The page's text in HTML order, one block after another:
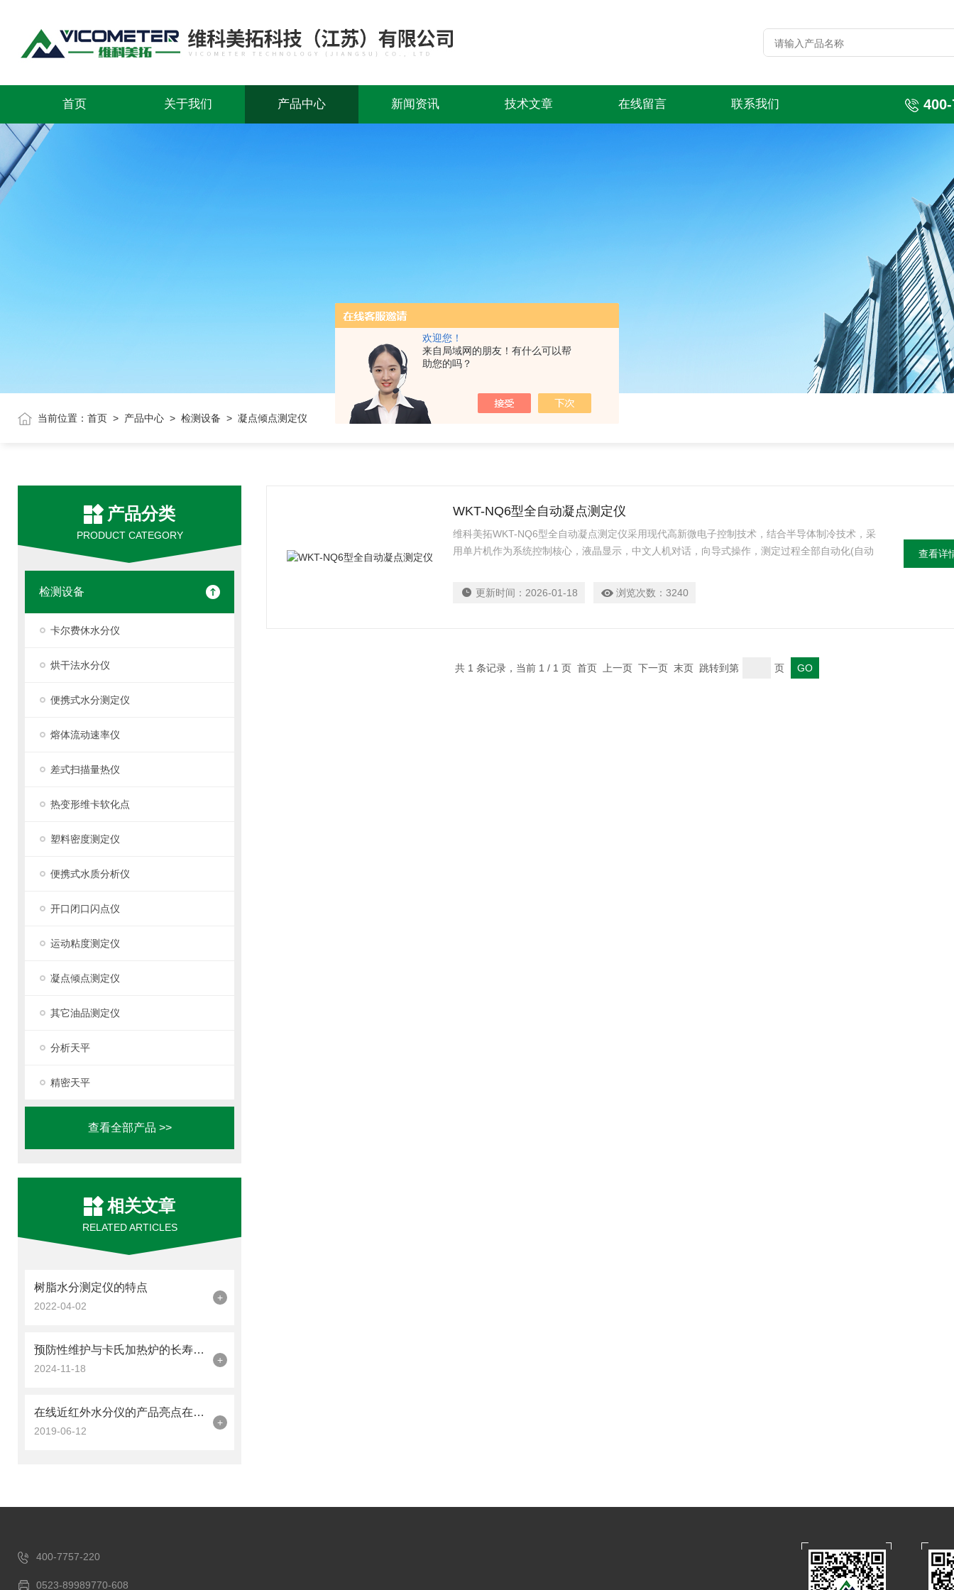
欢迎您！
来自局域网的朋友！有什么可以帮
助您的吗？
首页 关于我们 产品中心 新闻资讯 技术文章 在线留言 联系我们
当前位置： 首页 > 产品中心 > 检测设备 > 凝点倾点测定仪
产品分类
PRODUCT CATEGORY
检测设备
卡尔费休水分仪
烘干法水分仪
便携式水分测定仪
熔体流动速率仪
差式扫描量热仪
热变形维卡软化点
塑料密度测定仪
便携式水质分析仪
开口闭口闪点仪
运动粘度测定仪
凝点倾点测定仪
其它油品测定仪
分析天平
精密天平
查看全部产品 >>
相关文章
RELATED ARTICLES
树脂水分测定仪的特点
2022-04-02
+
预防性维护与卡氏加热炉的长寿秘诀
2024-11-18
+
在线近红外水分仪的产品亮点在哪里呢？
2019-06-12
+
WKT-NQ6型全自动凝点测定仪
维科美拓WKT-NQ6型全自动凝点测定仪采用现代高新微电子控制技术，结合半导体制冷技术，采
用单片机作为系统控制核心，液晶显示，中文人机对话，向导式操作，测定过程全部自动化(自动
更新时间： 2026-01-18 浏览次数： 3240
查看详
共 1 条记录，当前 1 / 1 页 首页 上一页 下一页 末页 跳转到第 页
400-7757-220
0523-89989770-608